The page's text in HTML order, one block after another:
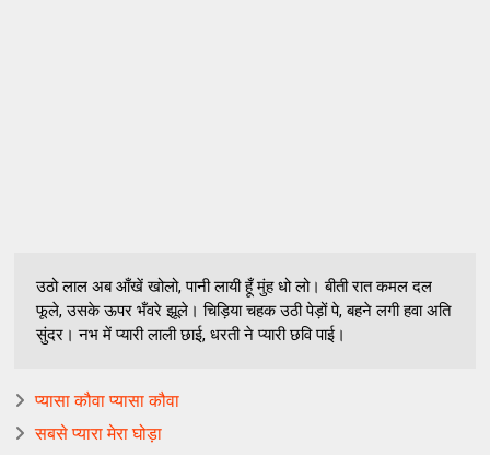
उठो लाल अब आँखें खोलो, पानी लायी हूँ मुंह धो लो। बीती रात कमल दल
फूले, उसके ऊपर भँवरे झूले। चिड़िया चहक उठी पेड़ों पे, बहने लगी हवा अति
सुंदर। नभ में प्यारी लाली छाई, धरती ने प्यारी छवि पाई।
प्यासा कौवा प्यासा कौवा
सबसे प्यारा मेरा घोड़ा